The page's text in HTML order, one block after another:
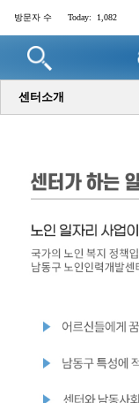
방문자 수 Today: 1,082
센터소개